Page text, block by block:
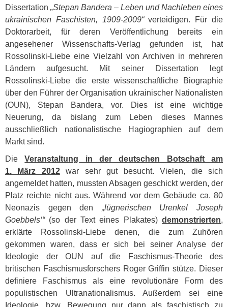
Dissertation „Stepan Bandera – Leben und Nachleben eines
ukrainischen Faschisten, 1909-2009“verteidigen. Für die
Doktorarbeit, für deren Veröffentlichung bereits ein
angesehener Wissenschafts-Verlag gefunden ist, hat
Rossolinski-Liebe eine Vielzahl von Archiven in mehreren
Ländern aufgesucht. Mit seiner Dissertation legt
Rossolinski-Liebe die erste wissenschaftliche Biographie
über den Führer der Organisation ukrainischer Nationalisten
(OUN), Stepan Bandera, vor. Dies ist eine wichtige
Neuerung, da bislang zum Leben dieses Mannes
ausschließlich nationalistische Hagiographien auf dem
Markt sind.
DieVeranstaltung in der deutschen Botschaft am
1. März 2012war sehr gut besucht. Vielen, die sich
angemeldet hatten, mussten Absagen geschickt werden, der
Platz reichte nicht aus. Während vor dem Gebäude ca. 80
Neonazis gegen den „lügnerischen Urenkel Joseph
Goebbels‘“(so der Text eines Plakates) demonstrierten,
erklärte Rossolinski-Liebe denen, die zum Zuhören
gekommen waren, dass er sich bei seiner Analyse der
Ideologie der OUN
auf die Faschismus-Theorie des
britischen Faschismusforschers Roger Griffin stütze. Dieser
definiere Faschismus als eine revolutionäre Form des
populistischen Ultranationalismus. Außerdem sei eine
Ideologie, bzw. Bewegung nur dann als faschistisch zu